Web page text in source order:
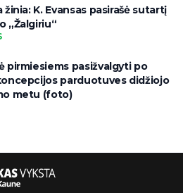
K. Evansas pasirašė sutartį
„Žalgiriu“
pirmiesiems pasižvalgyti po
parduotuves didžiojo
metu (foto)